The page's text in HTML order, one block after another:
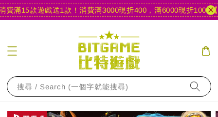
15款遊戲送1款！消費滿3000現折400，滿6000現折1000【官
搜尋 / Search (一個字就能搜尋)